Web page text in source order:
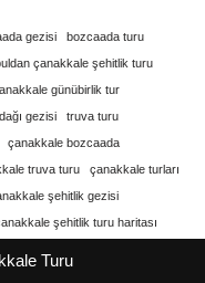
gezisi
bozcaada turu
çanakkale şehitlik turu
günübirlik tur
gezisi
truva turu
çanakkale bozcaada
truva turu
çanakkale turları
şehitlik gezisi
şehitlik turu haritası
Turu